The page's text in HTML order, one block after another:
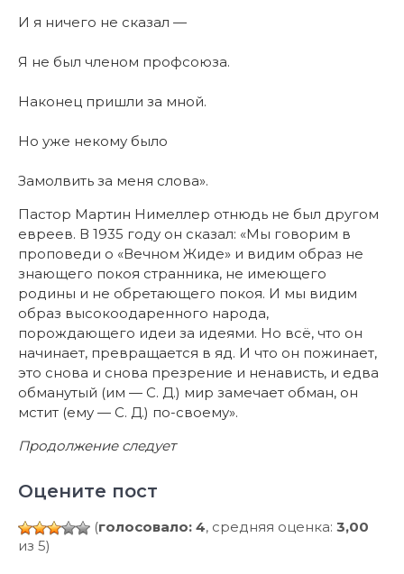
И я ничего не сказал —
Я не был членом профсоюза.
Наконец пришли за мной.
Но уже некому было
Замолвить за меня слова».
Пастор Мартин Нимеллер отнюдь не был другом
евреев. В 1935 году он сказал: «Мы говорим в
проповеди о «Вечном Жиде» и видим образ не
знающего покоя странника, не имеющего
родины и не обретающего покоя. И мы видим
образ высокоодаренного народа,
порождающего идеи за идеями. Но всё, что он
начинает, превращается в яд. И что он пожинает,
это снова и снова презрение и ненависть, и едва
обманутый (им — С. Д.) мир замечает обман, он
мстит (ему — С. Д.) по-своему».
Продолжение следует
Оцените пост
(голосовало: 4, средняя оценка: 3,00
из 5)